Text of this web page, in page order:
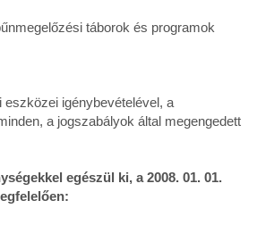
táborok és programok
igénybevételével, a
a jogszabályok által megengedett
egészül ki, a 2008. 01. 01.